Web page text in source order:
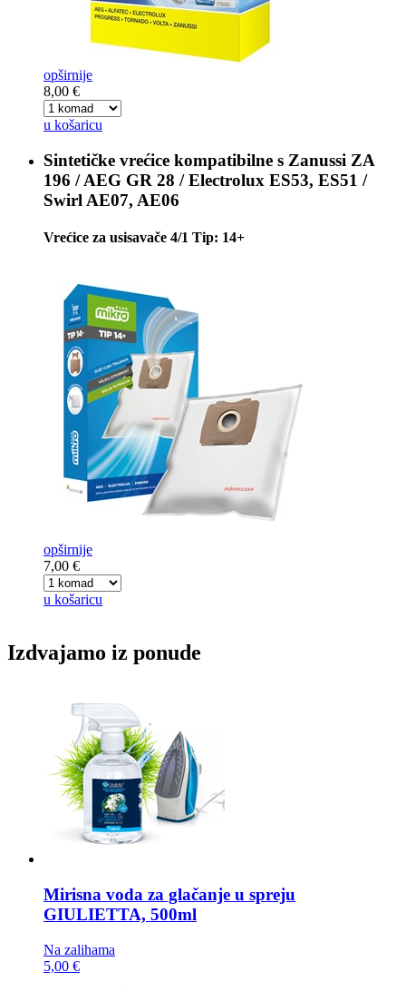
opširnije
8,00 €
u košaricu
Sintetičke vrećice kompatibilne s Zanussi ZA
196 / AEG GR 28 / Electrolux ES53, ES51 /
Swirl AE07, AE06
Vrećice za usisavače 4/1 Tip: 14+
opširnije
7,00 €
u košaricu
Izdvajamo iz ponude
Mirisna voda za glačanje u spreju
GIULIETTA, 500ml
Na zalihama
5,00 €